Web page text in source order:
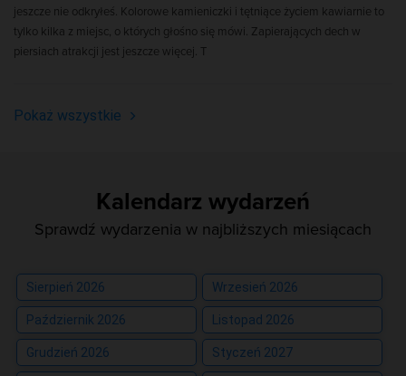
jeszcze nie odkryłeś. Kolorowe kamieniczki i tętniące życiem kawiarnie to
tylko kilka z miejsc, o których głośno się mówi. Zapierających dech w
piersiach atrakcji jest jeszcze więcej. T
Pokaż wszystkie
Kalendarz wydarzeń
Sprawdź wydarzenia w najbliższych miesiącach
Sierpień 2026 Wrzesień 2026
Październik 2026 Listopad 2026
Grudzień 2026 Styczeń 2027